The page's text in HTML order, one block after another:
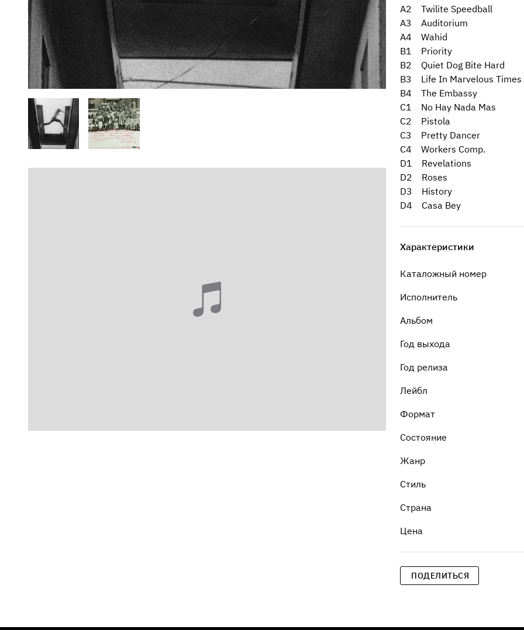
A2 Twilite Speedball
A3 Auditorium
A4 Wahid
B1 Priority
B2 Quiet Dog Bite Hard
B3 Life In Marvelous Times
B4 The Embassy
C1 No Hay Nada Mas
C2 Pistola
C3 Pretty Dancer
C4 Workers Comp.
D1 Revelations
D2 Roses
D3 History
D4 Casa Bey
Характеристики
Каталожный номер
Исполнитель
Альбом
Год выхода
Год релиза
Лейбл
Формат
Состояние
Жанр
Стиль
Страна
Цена
ПОДЕЛИТЬСЯ